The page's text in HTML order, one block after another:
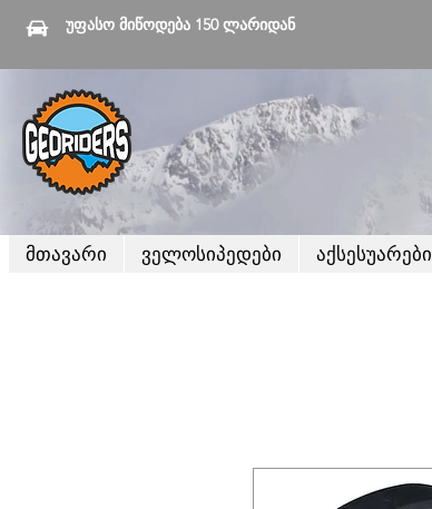
უფასო მიწოდება 150 ლარიდან
მთავარი ველოსიპედები აქსესუარები